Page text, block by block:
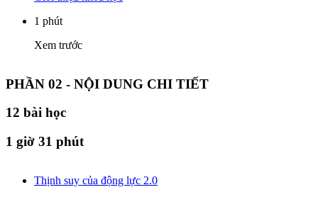
1 phút
Xem trước
PHẦN 02 - NỘI DUNG CHI TIẾT
12 bài học
1 giờ 31 phút
Thịnh suy của động lực 2.0